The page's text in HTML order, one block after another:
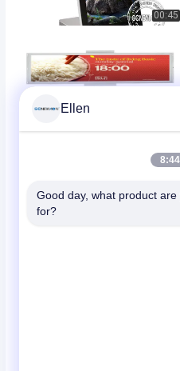
00:45
Ellen
Good day, what product are
for?